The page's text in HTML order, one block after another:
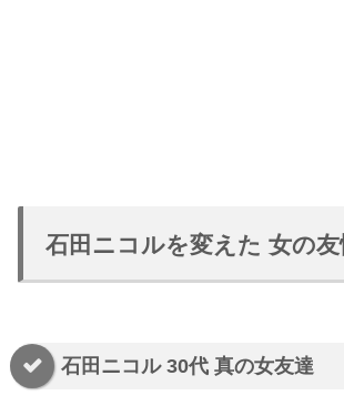
石田ニコルを変えた 女の友
石田ニコル 30代 真の女友達